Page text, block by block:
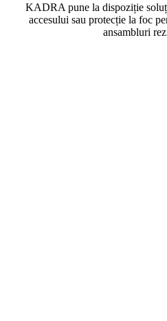
KADRA pune la dispoziție
accesului sau protecție la foc
ansambluri